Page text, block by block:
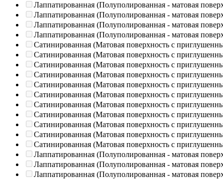
Лаппатированная (Полуполированная - матовая
Лаппатированная (Полуполированная - матовая
Лаппатированная (Полуполированная - матовая
Лаппатированная (Полуполированная - матовая
Сатинированная (Матовая поверхность с
Сатинированная (Матовая поверхность с
Сатинированная (Матовая поверхность с
Сатинированная (Матовая поверхность с
Сатинированная (Матовая поверхность с
Сатинированная (Матовая поверхность с
Сатинированная (Матовая поверхность с
Сатинированная (Матовая поверхность с
Сатинированная (Матовая поверхность с
Сатинированная (Матовая поверхность с
Сатинированная (Матовая поверхность с
Лаппатированная (Полуполированная - матовая
Лаппатированная (Полуполированная - матовая
Лаппатированная (Полуполированная - матовая